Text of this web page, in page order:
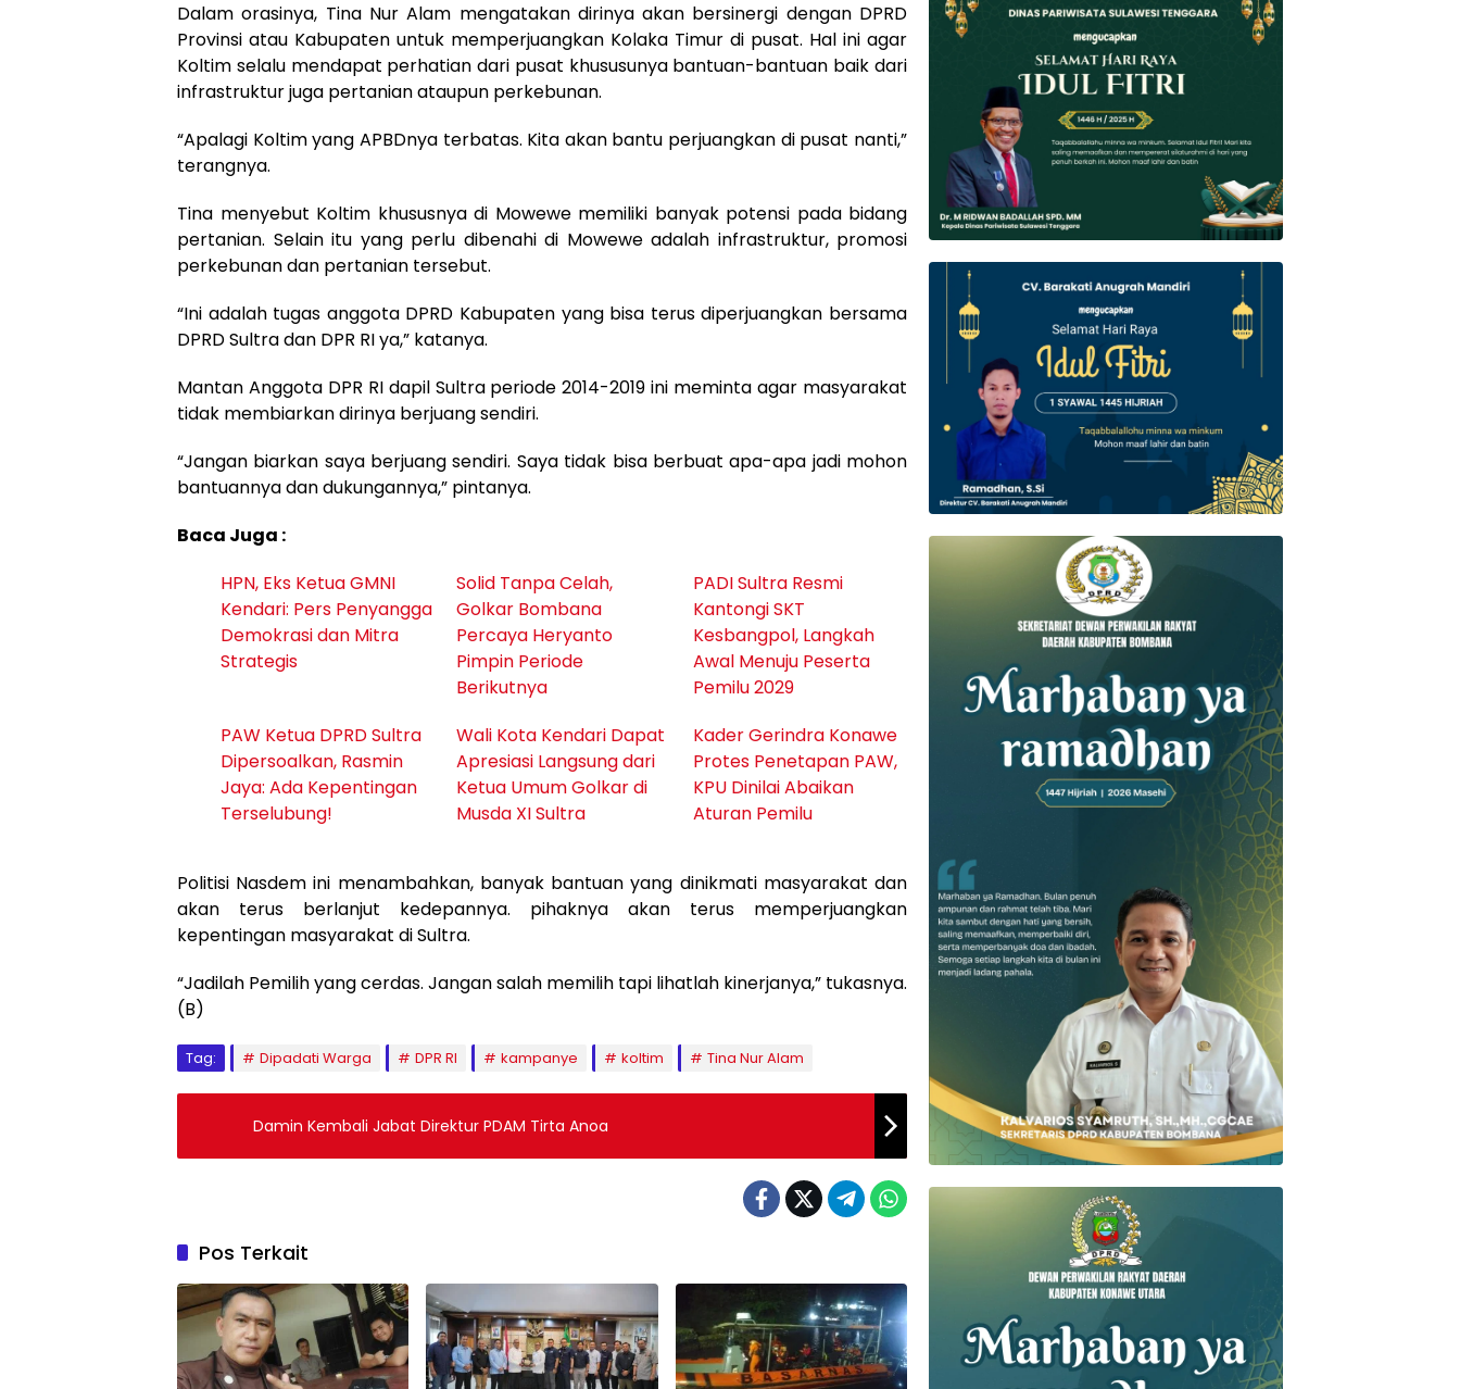
Dalam orasinya, Tina Nur Alam mengatakan dirinya akan bersinergi dengan DPRD
Provinsi atau Kabupaten untuk memperjuangkan Kolaka Timur di pusat. Hal ini agar
Koltim selalu mendapat perhatian dari pusat khususunya bantuan-bantuan baik dari
infrastruktur juga pertanian ataupun perkebunan.
“Apalagi Koltim yang APBDnya terbatas. Kita akan bantu perjuangkan di pusat nanti,”
terangnya.
Tina menyebut Koltim khususnya di Mowewe memiliki banyak potensi pada bidang
pertanian. Selain itu yang perlu dibenahi di Mowewe adalah infrastruktur, promosi
perkebunan dan pertanian tersebut.
“Ini adalah tugas anggota DPRD Kabupaten yang bisa terus diperjuangkan bersama
DPRD Sultra dan DPR RI ya,” katanya.
Mantan Anggota DPR RI dapil Sultra periode 2014-2019 ini meminta agar masyarakat
tidak membiarkan dirinya berjuang sendiri.
“Jangan biarkan saya berjuang sendiri. Saya tidak bisa berbuat apa-apa jadi mohon
bantuannya dan dukungannya,” pintanya.
Baca Juga :
HPN, Eks Ketua GMNI
Kendari: Pers Penyangga
Demokrasi dan Mitra
Strategis
Solid Tanpa Celah,
Golkar Bombana
Percaya Heryanto
Pimpin Periode
Berikutnya
PADI Sultra Resmi
Kantongi SKT
Kesbangpol, Langkah
Awal Menuju Peserta
Pemilu 2029
PAW Ketua DPRD Sultra
Dipersoalkan, Rasmin
Jaya: Ada Kepentingan
Terselubung!
Wali Kota Kendari Dapat
Apresiasi Langsung dari
Ketua Umum Golkar di
Musda XI Sultra
Kader Gerindra Konawe
Protes Penetapan PAW,
KPU Dinilai Abaikan
Aturan Pemilu
Politisi Nasdem ini menambahkan, banyak bantuan yang dinikmati masyarakat dan
akan terus berlanjut kedepannya. pihaknya akan terus memperjuangkan
kepentingan masyarakat di Sultra.
“Jadilah Pemilih yang cerdas. Jangan salah memilih tapi lihatlah kinerjanya,” tukasnya.
(B)
Tag: Dipadati Warga DPR RI kampanye koltim Tina Nur Alam
Damin Kembali Jabat Direktur PDAM Tirta Anoa
Pos Terkait